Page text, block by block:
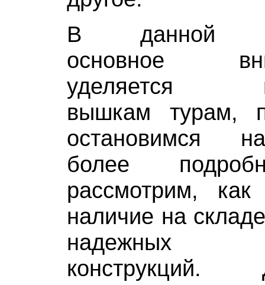
В данной
основное
уделяется
вышкам турам,
остановимся
более
рассмотрим, как
наличие на
надежных